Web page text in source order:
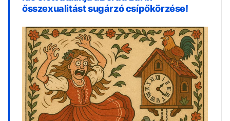
ősszexualitást sugárzó csípőkörzése!